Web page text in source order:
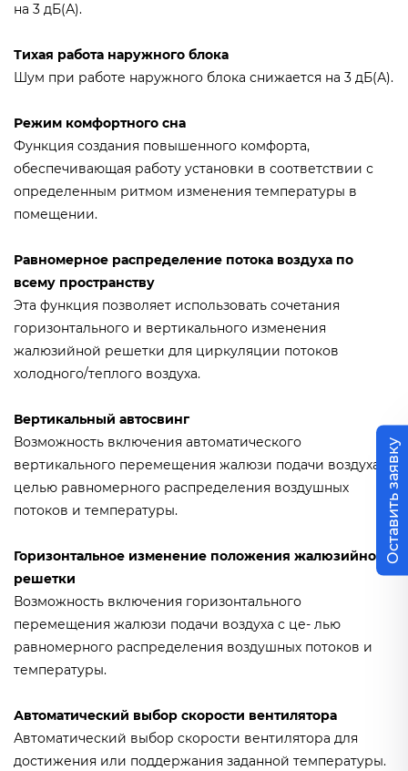
на 3 дБ(А).
Тихая работа наружного блока
Шум при работе наружного блока снижается на 3 дБ(А).
Режим комфортного сна
Функция создания повышенного комфорта,
обеспечивающая работу установки в соответствии с
определенным ритмом изменения температуры в
помещении.
Равномерное распределение потока воздуха по
всему пространству
Эта функция позволяет использовать сочетания
горизонтального и вертикального изменения
жалюзийной решетки для циркуляции потоков
холодного/теплого воздуха.
Вертикальный автосвинг
Возможность включения автоматического
вертикального перемещения жалюзи подачи воздуха с
целью равномерного распределения воздушных
потоков и температуры.
Горизонтальное изменение положения жалюзийной
решетки
Возможность включения горизонтального
перемещения жалюзи подачи воздуха с це- лью
равномерного распределения воздушных потоков и
температуры.
Автоматический выбор скорости вентилятора
Автоматический выбор скорости вентилятора для
достижения или поддержания заданной температуры.
Оставить заявку